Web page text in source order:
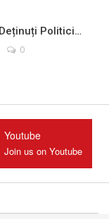
Politici…
0
Youtube
Join us on Youtube